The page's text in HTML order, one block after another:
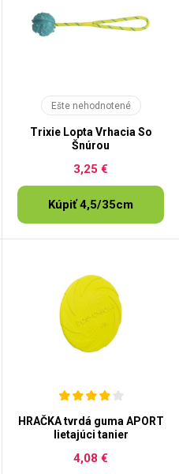
Ešte nehodnotené
Trixie Lopta Vrhacia So
Šnúrou
3,25 €
Kúpiť 4,5/35cm
HRAČKA tvrdá guma APORT
lietajúci tanier
4,08 €